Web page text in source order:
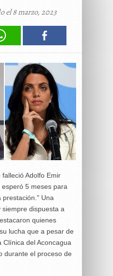
el 8 marzo, 2023
Adolfo Emir
5 meses para
prestación." Una
dispuesta a
quienes
lucha que a pesar de
Clínica del Aconcagua
durante el proceso de